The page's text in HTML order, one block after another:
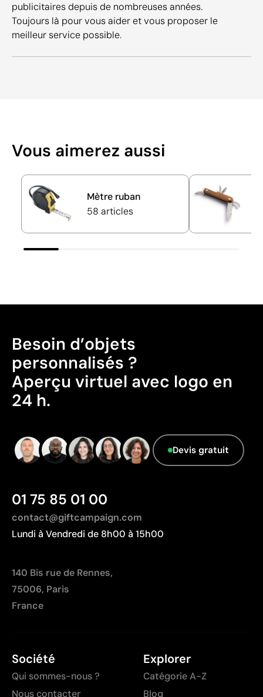
publicitaires depuis de nombreuses années.
Toujours là pour vous aider et vous proposer le
meilleur service possible.
Vous aimerez aussi
Mètre ruban
58 articles
Besoin d’objets
personnalisés ?
Aperçu virtuel avec logo en
24 h.
Devis gratuit
01 75 85 01 00
contact@giftcampaign.com
Lundi à Vendredi de 8h00 à 15h00
140 Bis rue de Rennes,
75006, Paris
France
Société
Qui sommes-nous ?
Nous contacter
Explorer
Catégorie A-Z
Blog